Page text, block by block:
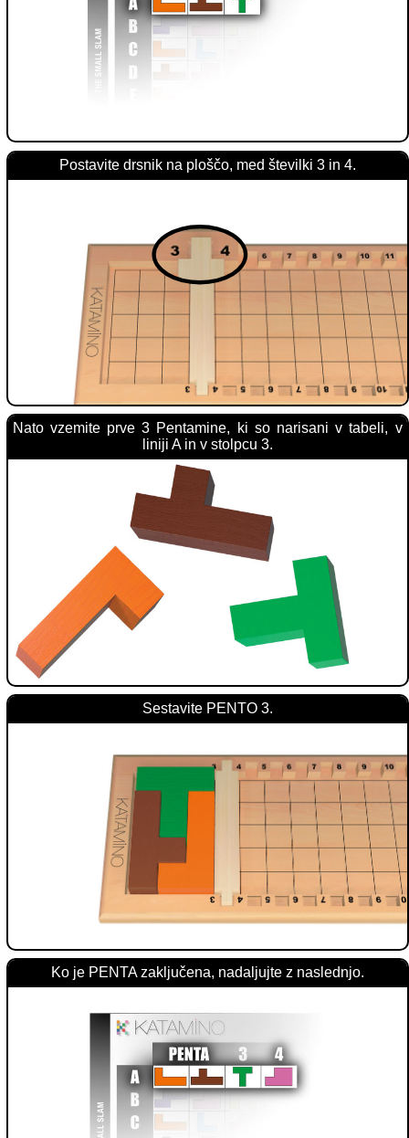
Postavite drsnik na ploščo, med številki 3 in 4.
Nato vzemite prve 3 Pentamine, ki so narisani v tabeli, v
liniji A in v stolpcu 3.
Sestavite PENTO 3.
Ko je PENTA zaključena, nadaljujte z naslednjo.